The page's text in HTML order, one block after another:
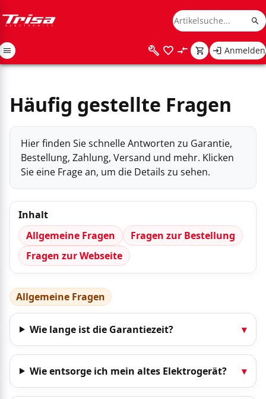
Anmelden
Häufig gestellte Fragen
Hier finden Sie schnelle Antworten zu Garantie,
Bestellung, Zahlung, Versand und mehr. Klicken
Sie eine Frage an, um die Details zu sehen.
Inhalt
Allgemeine Fragen
Fragen zur Bestellung
Fragen zur Webseite
Allgemeine Fragen
Wie lange ist die Garantiezeit? ▾
Wie entsorge ich mein altes Elektrogerät? ▾